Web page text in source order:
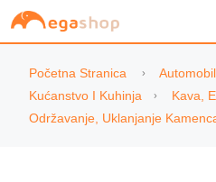
Početna Stranica
Kućanstvo I Kuhinja
Kava,
Održavanje, Uklanjanje